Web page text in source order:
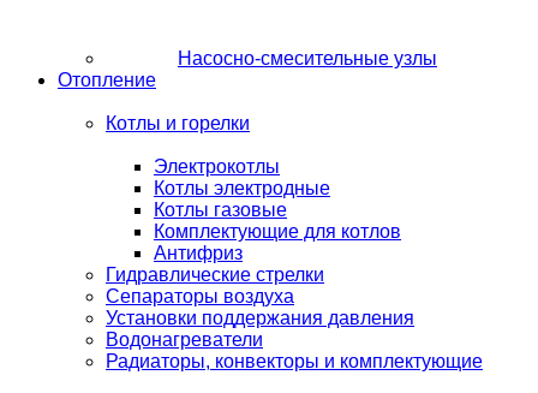
Насосно-смесительные узлы
Отопление
Котлы и горелки
Электрокотлы
Котлы электродные
Котлы газовые
Комплектующие для котлов
Антифриз
Гидравлические стрелки
Сепараторы воздуха
Установки поддержания давления
Водонагреватели
Радиаторы, конвекторы и комплектующие